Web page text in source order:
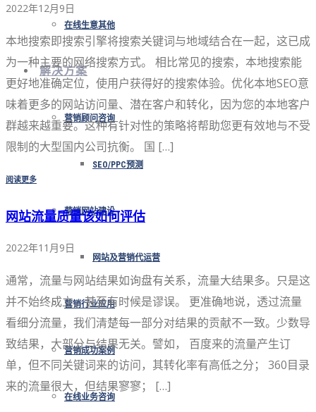
在线生意其他
解决方案
营销顾问咨询
SEO/PPC预测
营销网站建设
网站及营销代运营
营销行业应用
营销成功案例
在线业务咨询
2022年12月9日
本地搜索即搜索引擎将搜索关键词与地域结合在一起，这已成
为一种主要的网络搜索方式。 相比常见的搜索，本地搜索能
更好地准确定位，使用户获得好的搜索体验。优化本地SEO意
味着更多的网站访问量、潜在客户和转化，因为您的本地客户
群越来越重要。这种有针对性的策略将帮助您更有效地与不受
限制的大型国内公司抗衡。 国 […]
阅读更多
网站流量质量该如何评估
2022年11月9日
通常，流量与网站结果如询盘有关系，流量大结果多。只是这
并不始终成立，甚至有时候是谬误。 更准确地说，透过流量
看细分流量，我们清楚每一部分对结果的贡献不一致。少数导
致结果，大部分与结果无关。譬如， 百度来的流量产生订
单，但不同关键词来的访问，其转化率有高低之分； 360目录
来的流量很大，但结果寥寥； […]